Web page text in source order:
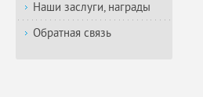
Наши заслуги, награды
Обратная связь